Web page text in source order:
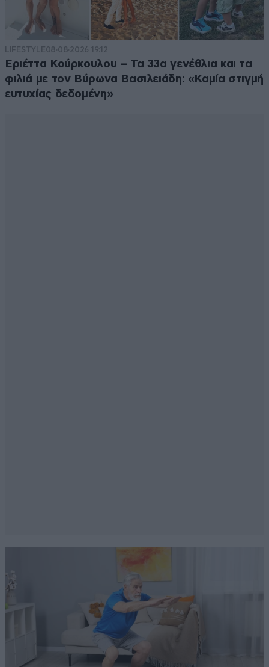
LIFESTYLE08·08·2026 19:12
Εριέττα Κούρκουλου – Τα 33α γενέθλια και τα
φιλιά με τον Βύρωνα Βασιλειάδη: «Καμία στιγμή
ευτυχίας δεδομένη»